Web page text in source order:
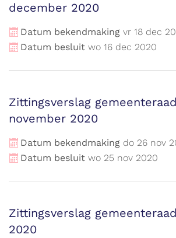
december 2020
Datum bekendmaking vr 18 dec
Datum besluit wo 16 dec 2020
Zittingsverslag
november 2020
Datum bekendmaking do 26 nov
Datum besluit wo 25 nov 2020
Zittingsverslag
2020